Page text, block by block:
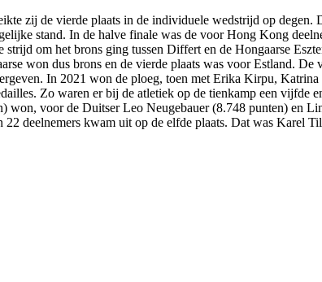
zij de vierde plaats in de individuele wedstrijd op degen.
stand. In de halve finale was de voor Hong Kong
om het brons ging tussen Differt en de Hongaarse
won dus brons en de vierde plaats was voor Estland. De
In 2021 won de ploeg, toen met Erika Kirpu,
Zo waren er bij de atletiek op de tienkamp een vijfde
voor de Duitser Leo Neugebauer (8.748 punten) en
deelnemers kwam uit op de elfde plaats. Dat was Karel